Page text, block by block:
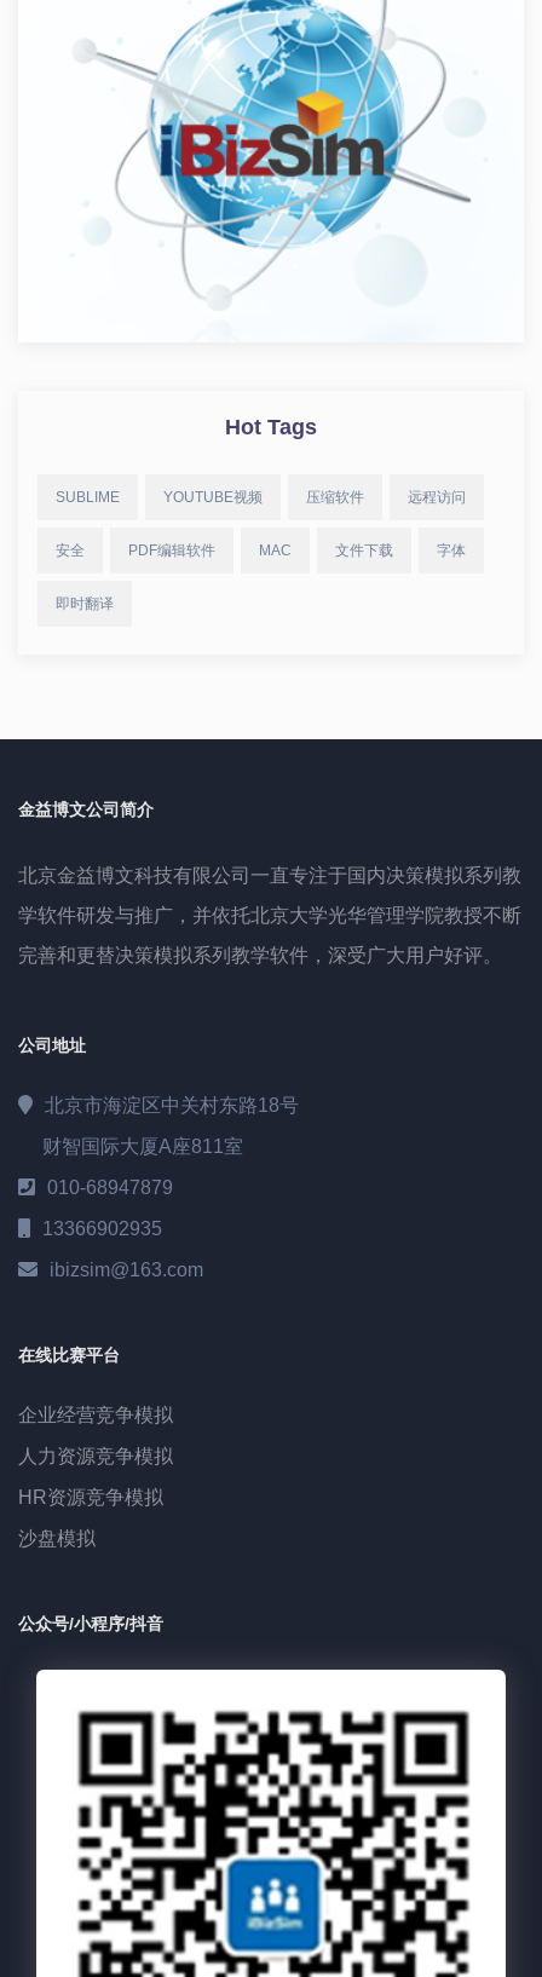
Hot Tags
SUBLIME YOUTUBE视频 压缩软件 远程访问
安全 PDF编辑软件 MAC 文件下载 字体
即时翻译
金益博文公司简介
北京金益博文科技有限公司一直专注于国内决策模拟系列教
学软件研发与推广，并依托北京大学光华管理学院教授不断
完善和更替决策模拟系列教学软件，深受广大用户好评。
公司地址
北京市海淀区中关村东路18号
财智国际大厦A座811室
010-68947879
13366902935
ibizsim@163.com
在线比赛平台
企业经营竞争模拟
人力资源竞争模拟
HR资源竞争模拟
沙盘模拟
公众号/小程序/抖音